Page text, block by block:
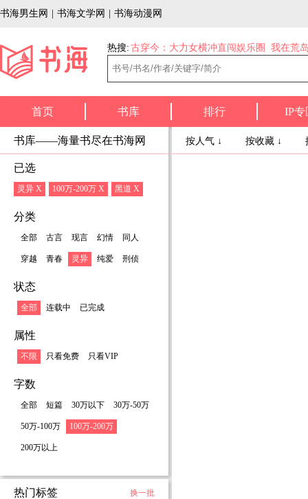
书海男生网 书海文学网 书海动漫网
热搜: 古穿今：大力女横冲直闯娱乐圈 我在荒
首页 书库 排行 IP专
书库——海量书尽在书海网
已选
灵异 X 100万-200万 X 黑道 X
分类
全部 古言 现言 幻情 同人
穿越 青春 灵异 纯爱 刑侦
状态
全部 连载中 已完成
属性
不限 只看免费 只看VIP
字数
全部 短篇 30万以下 30万-50万
50万-100万 100万-200万
200万以上
热门标签 换一批
按人气 ↓ 按收藏 ↓